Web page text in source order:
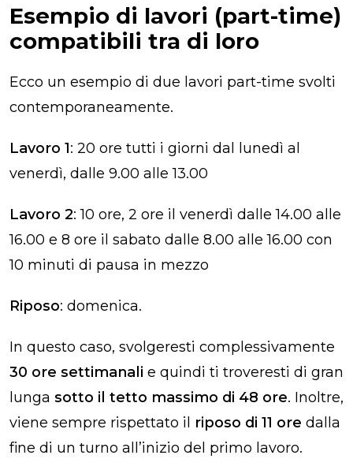
Esempio di lavori (part-time)
compatibili tra di loro
Ecco un esempio di due lavori part-time svolti
contemporaneamente.
Lavoro 1: 20 ore tutti i giorni dal lunedì al
venerdì, dalle 9.00 alle 13.00
Lavoro 2: 10 ore, 2 ore il venerdì dalle 14.00 alle
16.00 e 8 ore il sabato dalle 8.00 alle 16.00 con
10 minuti di pausa in mezzo
Riposo: domenica.
In questo caso, svolgeresti complessivamente
30 ore settimanali e quindi ti troveresti di gran
lunga sotto il tetto massimo di 48 ore. Inoltre,
viene sempre rispettato il riposo di 11 ore dalla
fine di un turno all’inizio del primo lavoro.